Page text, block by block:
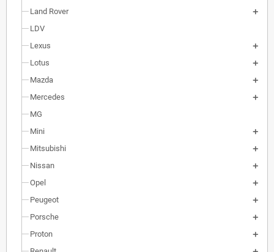
Land Rover
LDV
Lexus
Lotus
Mazda
Mercedes
MG
Mini
Mitsubishi
Nissan
Opel
Peugeot
Porsche
Proton